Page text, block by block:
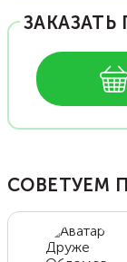
СОВЕТУЕМ